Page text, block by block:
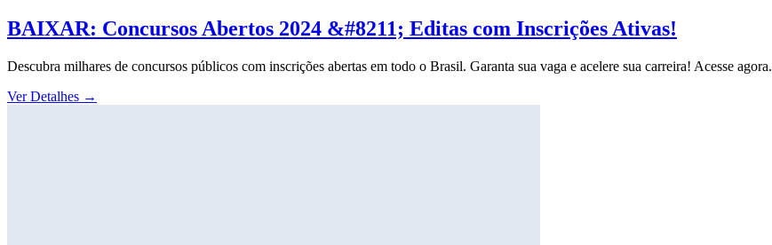
BAIXAR: Concursos Abertos 2024 &#8211; Editas com Inscrições Ativas!
Descubra milhares de concursos públicos com inscrições abertas em todo o Brasil. Garanta sua vaga e acelere sua carreira! Acesse agora.
Ver Detalhes →